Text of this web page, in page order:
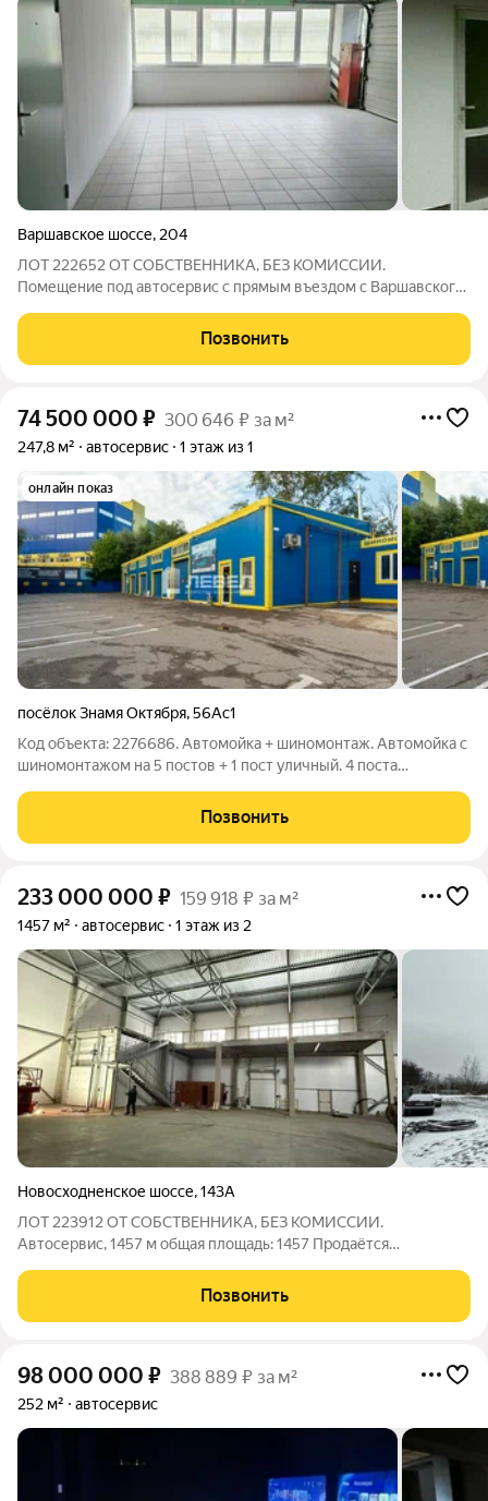
Варшавское шоссе, 204
ЛОТ 222652 ОТ СОБСТВЕННИКА, БЕЗ КОМИССИИ.
Помещение под автосервис с прямым въездом с Варшавского
Помещение на 1м этаже, 70 м2, полностью готово к
Позвонить
74 500 000 ₽ 300 646 ₽ за м²
247,8 м² автосервис 1 этаж из 1
онлайн показ
посёлок Знамя Октября,56Ас1
Код объекта: 2276686. Автомойка + шиномонтаж. Автомойка с
шиномонтажом на 5 постов + 1 пост уличный. 4 поста
шиномонтаж (1 из которых уличный) за МКАД на юге Москвы.
Мойка работает на данной локации уже
Позвонить
233 000 000 ₽ 159 918 ₽ за м²
1457 м² автосервис 1 этаж из 2
Новосходненское шоссе,143А
ЛОТ 223912 ОТ СОБСТВЕННИКА, БЕЗ КОМИССИИ.
Автосервис, 1457 м общая площадь: 1457 Пpoдaётся
сoвpемeнный пpoизвoдственно-складской кoмплекс имеет
большую паковку в рaзвитoй локaции гopодскoго
Позвонить
98 000 000 ₽ 388 889 ₽ за м²
252 м² автосервис